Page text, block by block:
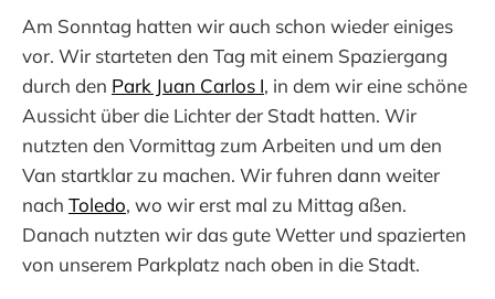
Am Sonntag hatten wir auch schon wieder einiges
vor. Wir starteten den Tag mit einem Spaziergang
durch den Park Juan Carlos I, in dem wir eine schöne
Aussicht über die Lichter der Stadt hatten. Wir
nutzten den Vormittag zum Arbeiten und um den
Van startklar zu machen. Wir fuhren dann weiter
nach Toledo, wo wir erst mal zu Mittag aßen.
Danach nutzten wir das gute Wetter und spazierten
von unserem Parkplatz nach oben in die Stadt.